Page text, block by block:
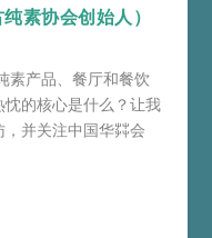
素协会创始人）
素产品、餐厅和餐饮
的核心是什么？让我
并关注中国华茻会